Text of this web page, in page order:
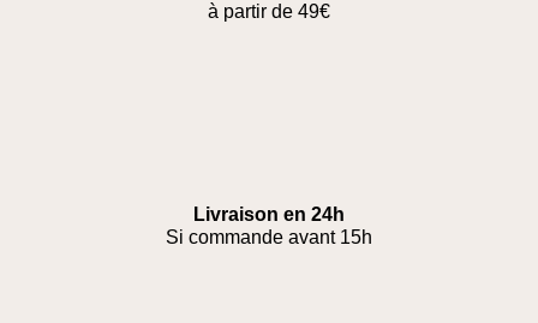
à partir de 49€
Livraison en 24h
Si commande avant 15h